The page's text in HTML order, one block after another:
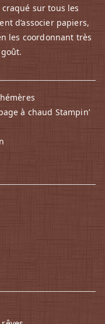
craqué sur tous les
d’associer papiers,
les coordonnant très
à chaud Stampin’